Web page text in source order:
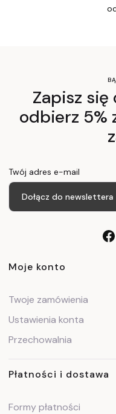
Zapisz
odbierz 5%
Twój adres e-mail
Dołącz do newslettera
Linki w stopce
Moje konto
Twoje zamówienia
Ustawienia konta
Przechowalnia
Płatności i dostawa
Formy płatności